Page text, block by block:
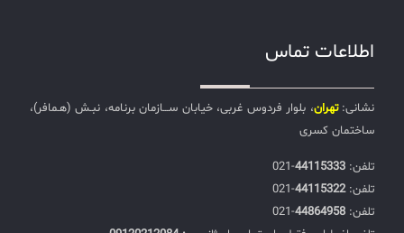
اطلاعات تماس
نشانی:تهران، بلوار فردوس غربی، خیابان ســـازمان برنامه، نبـش (هـمافر)،
ساختمان کسری
تلفن:‌ 44115333
-021
تلفن:‌44115322
-021
تلفن:‌ 44864958
-021